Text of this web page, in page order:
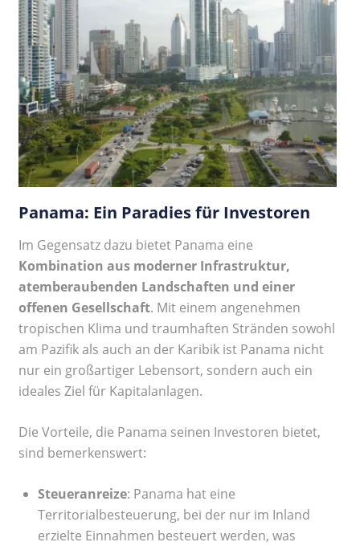
Panama: Ein Paradies für Investoren
Im Gegensatz dazu bietet Panama eine
Kombination aus moderner Infrastruktur,
atemberaubenden Landschaften und einer
offenen Gesellschaft. Mit einem angenehmen
tropischen Klima und traumhaften Stränden sowohl
am Pazifik als auch an der Karibik ist Panama nicht
nur ein großartiger Lebensort, sondern auch ein
ideales Ziel für Kapitalanlagen.
Die Vorteile, die Panama seinen Investoren bietet,
sind bemerkenswert:
Steueranreize: Panama hat eine
Territorialbesteuerung, bei der nur im Inland
erzielte Einnahmen besteuert werden, was